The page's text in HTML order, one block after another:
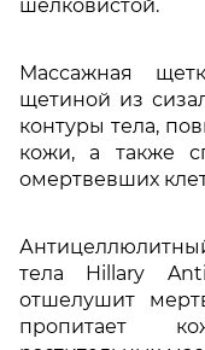
шелковистой.
Массажная
щетиной из
контуры тела,
кожи, а также
омертвевших
тела Hillary
отшелушит
пропитает